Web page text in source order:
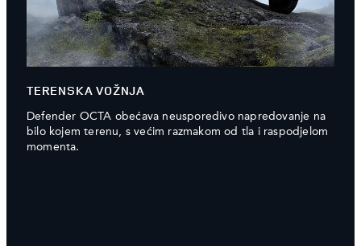
TERENSKA VOŽNJA
Defender OCTA obećava neusporedivo napredovanje na
bilo kojem terenu, s većim razmakom od tla i raspodjelom
momenta.